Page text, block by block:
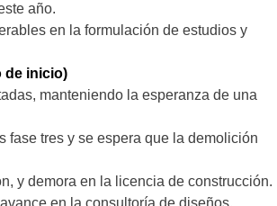
año.
en la formulación de estudios y
de inicio)
manteniendo la esperanza de una
fase tres y se espera que la demolición
y demora en la licencia de construcción.
en la consultoría de diseños.